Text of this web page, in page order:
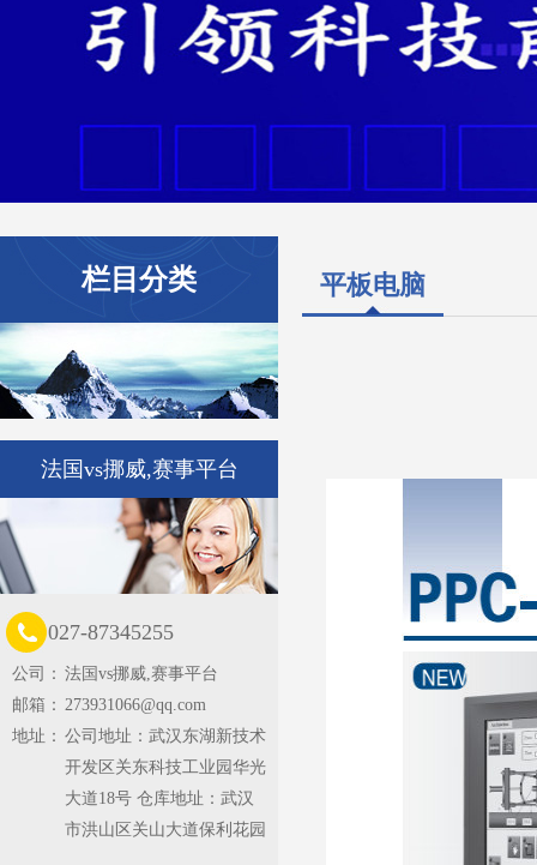
栏目分类
法国vs挪威,赛事平台
027-87345255
公司： 法国vs挪威,赛事平台
邮箱： 273931066@qq.com
地址： 公司地址：武汉东湖新技术
开发区关东科技工业园华光
大道18号 仓库地址：武汉
市洪山区关山大道保利花园
平板电脑